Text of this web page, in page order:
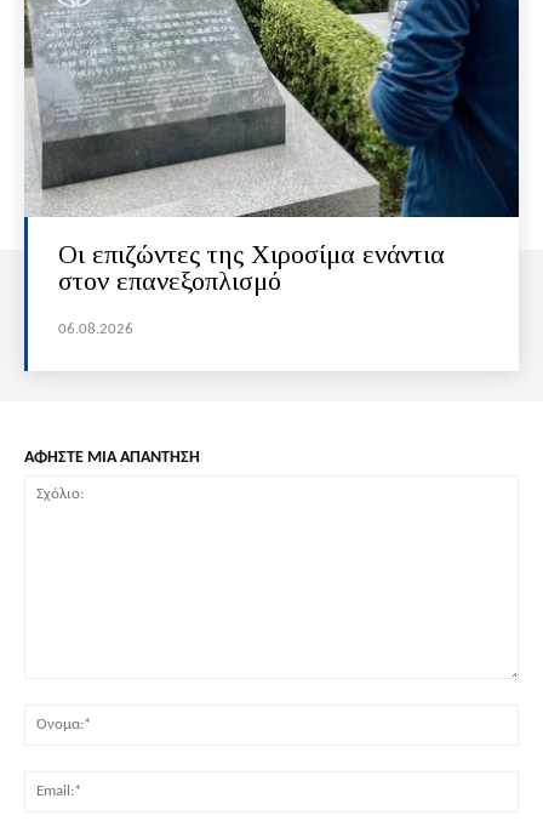
Οι επιζώντες της Χιροσίμα ενάντια
στον επανεξοπλισμό
06.08.2026
ΑΦΗΣΤΕ ΜΙΑ ΑΠΑΝΤΗΣΗ